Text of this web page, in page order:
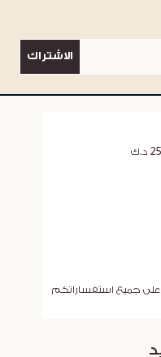
الاشتراك
على جميع استفساراتكم